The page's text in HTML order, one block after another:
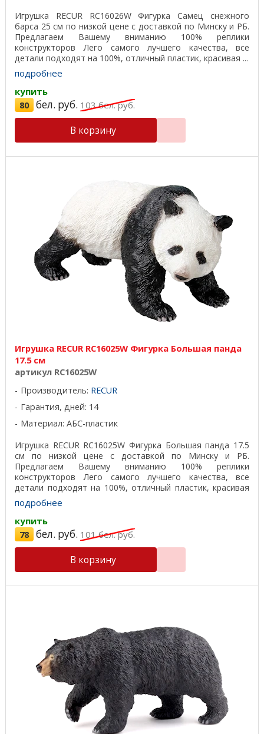
Игрушка RECUR RC16026W Фигурка Самец снежного
барса 25 см по низкой цене с доставкой по Минску и РБ.
Предлагаем Вашему вниманию 100% реплики
конструкторов Лего самого лучшего качества, все
детали подходят на 100%, отличный пластик, красивая ...
подробнее
купить
80 бел. руб. 103бел. руб.
В корзину
Игрушка RECUR RC16025W Фигурка Большая панда
17.5 см
артикул RC16025W
Производитель: RECUR
Гарантия, дней: 14
Материал: АБС-пластик
Игрушка RECUR RC16025W Фигурка Большая панда 17.5
см по низкой цене с доставкой по Минску и РБ.
Предлагаем Вашему вниманию 100% реплики
конструкторов Лего самого лучшего качества, все
детали подходят на 100%, отличный пластик, красивая
подарочная ...
подробнее
купить
78 бел. руб. 101бел. руб.
В корзину